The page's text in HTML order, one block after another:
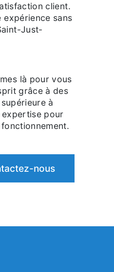
client.
sans
Just-
là pour vous
grâce à des
à
pour
nous